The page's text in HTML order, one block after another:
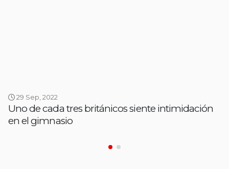
29 Sep, 2022
Uno de cada tres británicos siente intimidación
en el gimnasio